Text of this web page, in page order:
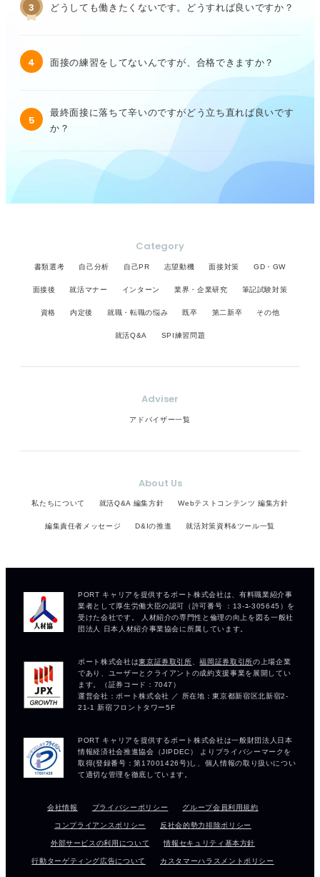
3 どうしても働きたくないです。どうすれば良いですか？
4 面接の練習をしてないんですが、合格できますか？
5
最終面接に落ちて辛いのですがどう立ち直れば良いです
か？
Category
書類選考 自己分析 自己PR 志望動機 面接対策 GD・GW
面接後 就活マナー インターン 業界・企業研究 筆記試験対策
資格 内定後 就職・転職の悩み 既卒 第二新卒 その他
就活Q&A SPI練習問題
Adviser
アドバイザー一覧
About Us
私たちについて 就活Q&A 編集方針 Webテストコンテンツ 編集方針
編集責任者メッセージ D&Iの推進 就活対策資料&ツール一覧
会社情報 プライバシーポリシー グループ会員利用規約
コンプライアンスポリシー 反社会的勢力排除ポリシー
外部サービスの利用について 情報セキュリティ基本方針
行動ターゲティング広告について カスタマーハラスメントポリシー